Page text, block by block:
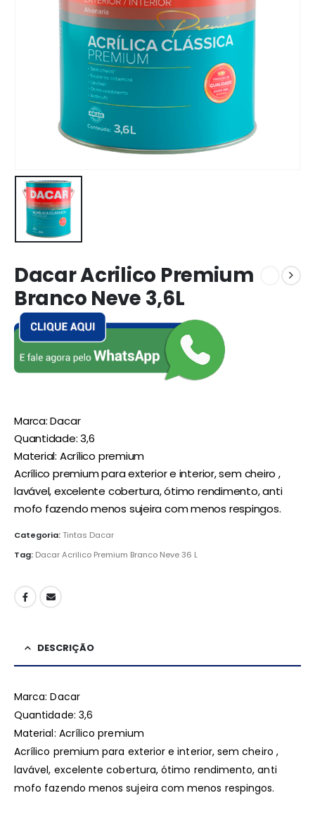
Dacar Acrilico Premium
Branco Neve 3,6L
Marca: Dacar
Quantidade: 3,6
Material: Acrílico premium
Acrílico premium para exterior e interior, sem cheiro ,
lavável, excelente cobertura, ótimo rendimento, anti
mofo fazendo menos sujeira com menos respingos.
Categoria:Tintas Dacar
Tag: Dacar Acrilico Premium Branco Neve 36 L
DESCRIÇÃO
Marca: Dacar
Quantidade: 3,6
Material: Acrílico premium
Acrílico premium para exterior e interior, sem cheiro ,
lavável, excelente cobertura, ótimo rendimento, anti
mofo fazendo menos sujeira com menos respingos.